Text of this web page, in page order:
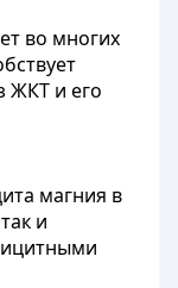
во многих
ЖКТ и его
магния в
и